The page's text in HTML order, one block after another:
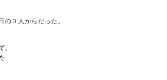
の３人からだった。
、